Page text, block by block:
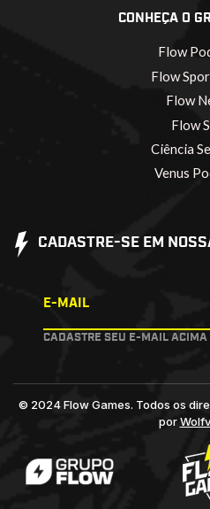
CONHEÇA O
Flow
Flow
Flow
Flow
Ciência
Venus
CADASTRE-SE EM
E-MAIL
CADASTRE SEU E-MAIL ACIMA
© 2024 Flow Games. Todos os
por